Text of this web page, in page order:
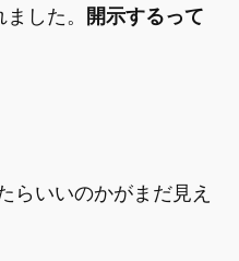
した。
開示するって
らいいのかがまだ見え